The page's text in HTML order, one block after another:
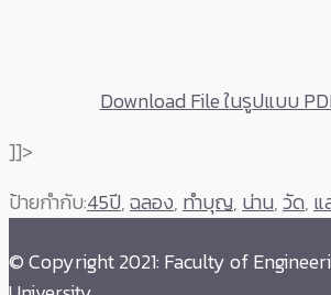
Download File ในรูปแบบ
]]>
ป้ายกำกับ:45ปี,ฉลอง, ทำบุญ, น่าน,วัด, แ
© Copyright 2021: Faculty of